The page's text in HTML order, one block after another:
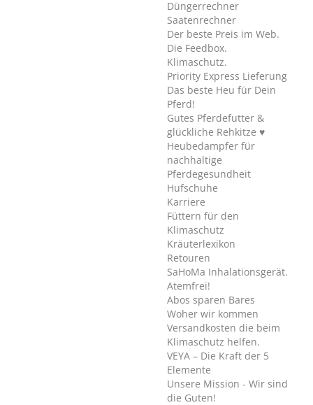
Düngerrechner
Saatenrechner
Der beste Preis im Web.
Die Feedbox.
Klimaschutz.
Priority Express Lieferung
Das beste Heu für Dein
Pferd!
Gutes Pferdefutter &
glückliche Rehkitze ♥
Heubedampfer für
nachhaltige
Pferdegesundheit
Hufschuhe
Karriere
Füttern für den
Klimaschutz
Kräuterlexikon
Retouren
SaHoMa Inhalationsgerät.
Atemfrei!
Abos sparen Bares
Woher wir kommen
Versandkosten die beim
Klimaschutz helfen.
VEYA – Die Kraft der 5
Elemente
Unsere Mission - Wir sind
die Guten!